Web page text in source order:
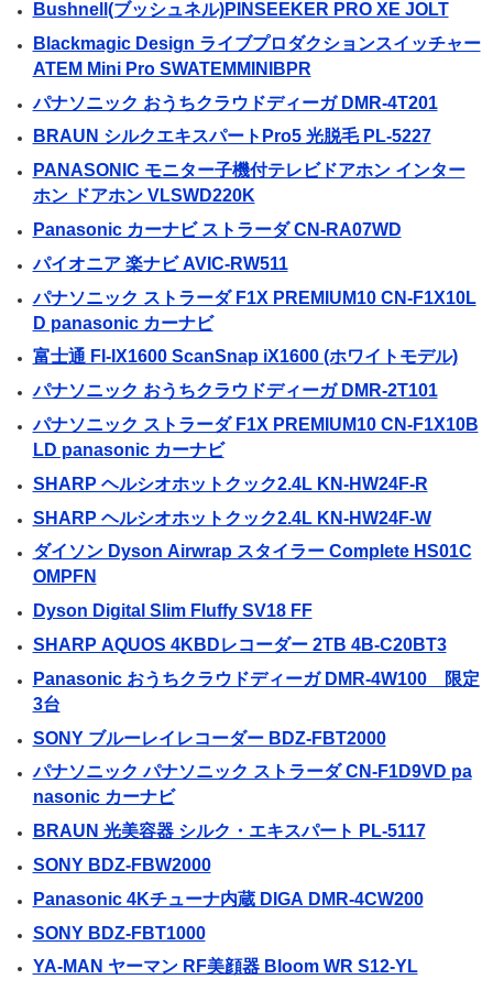
Bushnell(ブッシュネル)PINSEEKER PRO XE JOLT
Blackmagic Design ライブプロダクションスイッチャー
ATEM Mini Pro SWATEMMINIBPR
パナソニック おうちクラウドディーガ DMR-4T201
BRAUN シルクエキスパートPro5 光脱毛 PL-5227
PANASONIC モニター子機付テレビドアホン インター
ホン ドアホン VLSWD220K
Panasonic カーナビ ストラーダ CN-RA07WD
パイオニア 楽ナビ AVIC-RW511
パナソニック ストラーダ F1X PREMIUM10 CN-F1X10L
D panasonic カーナビ
富士通 FI-IX1600 ScanSnap iX1600 (ホワイトモデル)
パナソニック おうちクラウドディーガ DMR-2T101
パナソニック ストラーダ F1X PREMIUM10 CN-F1X10B
LD panasonic カーナビ
SHARP ヘルシオホットクック2.4L KN-HW24F-R
SHARP ヘルシオホットクック2.4L KN-HW24F-W
ダイソン Dyson Airwrap スタイラー Complete HS01C
OMPFN
Dyson Digital Slim Fluffy SV18 FF
SHARP AQUOS 4KBDレコーダー 2TB 4B-C20BT3
Panasonic おうちクラウドディーガ DMR-4W100 限定
3台
SONY ブルーレイレコーダー BDZ-FBT2000
パナソニック パナソニック ストラーダ CN-F1D9VD pa
nasonic カーナビ
BRAUN 光美容器 シルク・エキスパート PL-5117
SONY BDZ-FBW2000
Panasonic 4Kチューナ内蔵 DIGA DMR-4CW200
SONY BDZ-FBT1000
YA-MAN ヤーマン RF美顔器 Bloom WR S12-YL